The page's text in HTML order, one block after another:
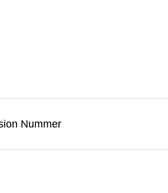
Nummer